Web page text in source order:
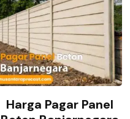
Harga Pagar Panel